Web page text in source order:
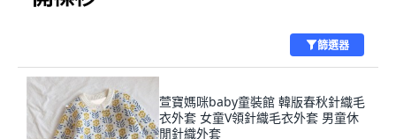
篩選器
萱寶媽咪baby童裝館 韓版春秋針織毛
衣外套 女童V領針織毛衣外套 男童休
閒針織外套